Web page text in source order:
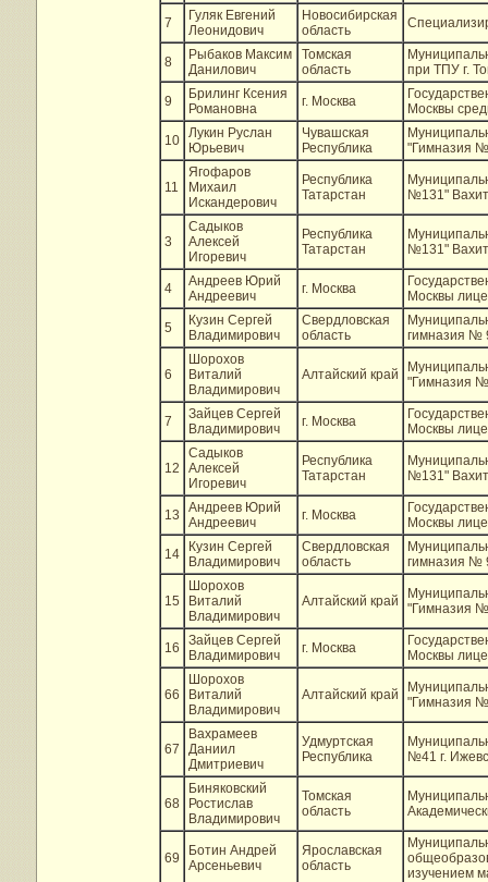
7
Гуляк Евгений
Леонидович
Новосибирская
область
8
Рыбаков Максим
Данилович
Томская
область
при ТПУ г.
9
Брилинг Ксения
Романовна
г. Москва
Москвы
10
Лукин Руслан
Юрьевич
Чувашская
Республика
"Гимназия
11
Ягофаров
Михаил
Искандерович
Республика
Татарстан
№131"
3
Садыков
Алексей
Игоревич
Республика
Татарстан
№131"
4
Андреев Юрий
Андреевич
г. Москва
Москвы
5
Кузин Сергей
Владимирович
Свердловская
область
гимназия №
6
Шорохов
Виталий
Владимирович
Алтайский край
"Гимназия
7
Зайцев Сергей
Владимирович
г. Москва
Москвы
12
Садыков
Алексей
Игоревич
Республика
Татарстан
№131"
13
Андреев Юрий
Андреевич
г. Москва
Москвы
14
Кузин Сергей
Владимирович
Свердловская
область
гимназия №
15
Шорохов
Виталий
Владимирович
Алтайский край
"Гимназия
16
Зайцев Сергей
Владимирович
г. Москва
Москвы
66
Шорохов
Виталий
Владимирович
Алтайский край
"Гимназия №
67
Вахрамеев
Даниил
Дмитриевич
Удмуртская
Республика
№41 г.
68
Биняковский
Ростислав
Владимирович
Томская
область
69
Ботин Андрей
Арсеньевич
Ярославская
область
изучением